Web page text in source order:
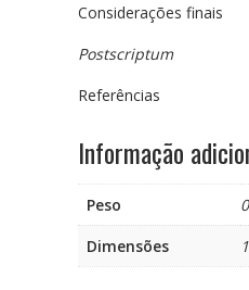
Considerações finais
Postscriptum
Referências
Informação
Peso
Dimensões